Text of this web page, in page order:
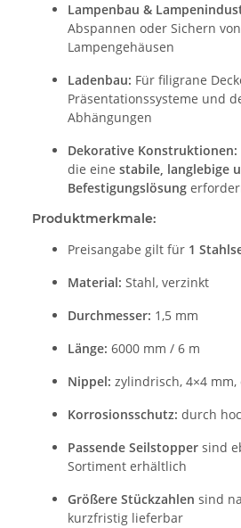
Lampenbau &
Abspannen oder Sichern
Lampengehäusen
Ladenbau: Für filigrane
Präsentationssysteme und
Abhängungen
Dekorative Konstruktionen:
die eine stabile, langlebige
Befestigungslösung
Produktmerkmale:
Preisangabe gilt für 1
Material: Stahl, verzinkt
Durchmesser: 1,5 mm
Länge: 6000 mm / 6 m
Nippel: zylindrisch, 4×4
Korrosionsschutz: durch
Passende Seilstopper sind
Sortiment erhältlich
Größere Stückzahlen sind
kurzfristig lieferbar